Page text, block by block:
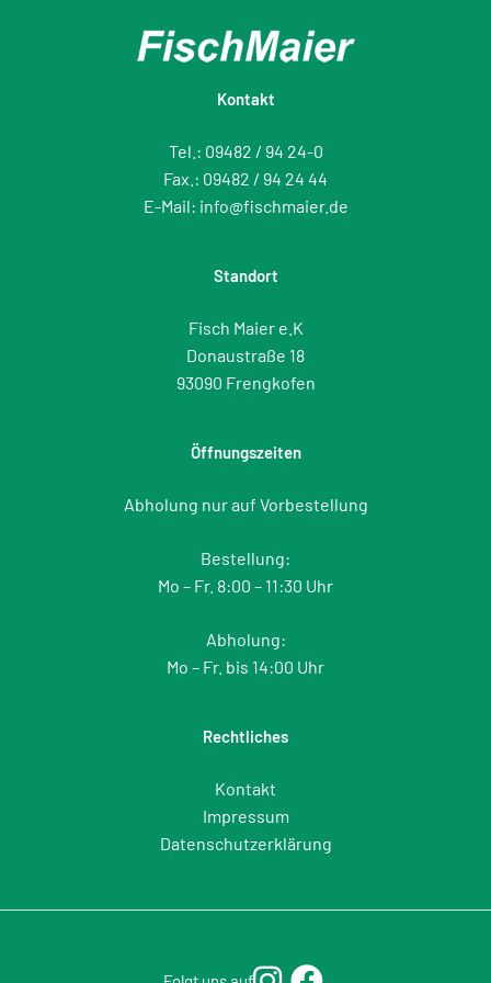
Kontakt
Tel.: 09482 / 94 24-0
Fax.: 09482 / 94 24 44
E-Mail: info@fischmaier.de
Standort
Fisch Maier e.K
Donaustraße 18
93090 Frengkofen
Öffnungszeiten
Abholung nur auf Vorbestellung
Bestellung:
Mo – Fr. 8:00 – 11:30 Uhr
Abholung:
Mo – Fr. bis 14:00 Uhr
Rechtliches
Kontakt
Impressum
Datenschutzerklärung